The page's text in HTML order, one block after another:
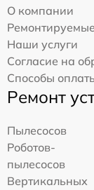
О компании
Наши услуги
Согласие на
Способы
Ремонт
Пылесосов
Роботов-
пылесосов
Вертикальных